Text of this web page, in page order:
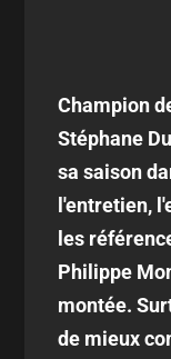
Champion
Stéphane
sa saison
l'entretien,
les
Philippe
montée.
de mieux